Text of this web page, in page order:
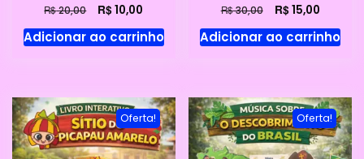
R$20,00
preço
original
R$10,00
preço
atual
Adicionar ao carrinho
R$30,00
preço
original
R$15,00O
preço
atual
Adicionar ao carrinho
Oferta! Oferta!